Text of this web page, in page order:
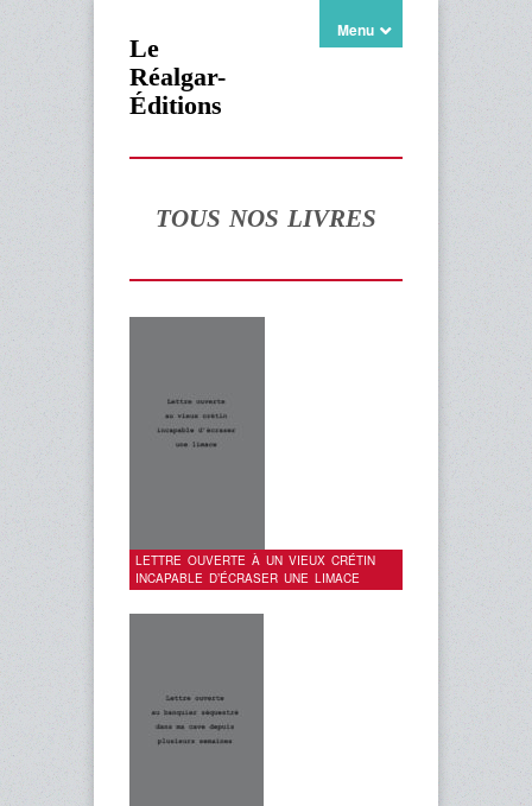
Le
Réalgar-
Éditions
Menu
TOUS NOS LIVRES
LETTRE OUVERTE À UN VIEUX CRÉTIN
INCAPABLE D’ÉCRASER UNE LIMACE